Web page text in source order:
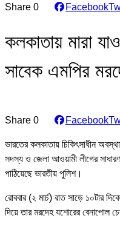
Share 0 Facebook
কলকাতায় মারা
সাবেক এমপির
Share 0 Facebook
ভারতের কলকাতায় চিকিৎসাধীন
সদস্য ও জেলা আওয়ামী লীগের
পাঠিয়েছে ভারতীয় পুলিশ।
রোববার (২ মার্চ) রাত সাড়ে ১০টার
দিয়ে তার মরদেহ যশোরের বেনাপোল